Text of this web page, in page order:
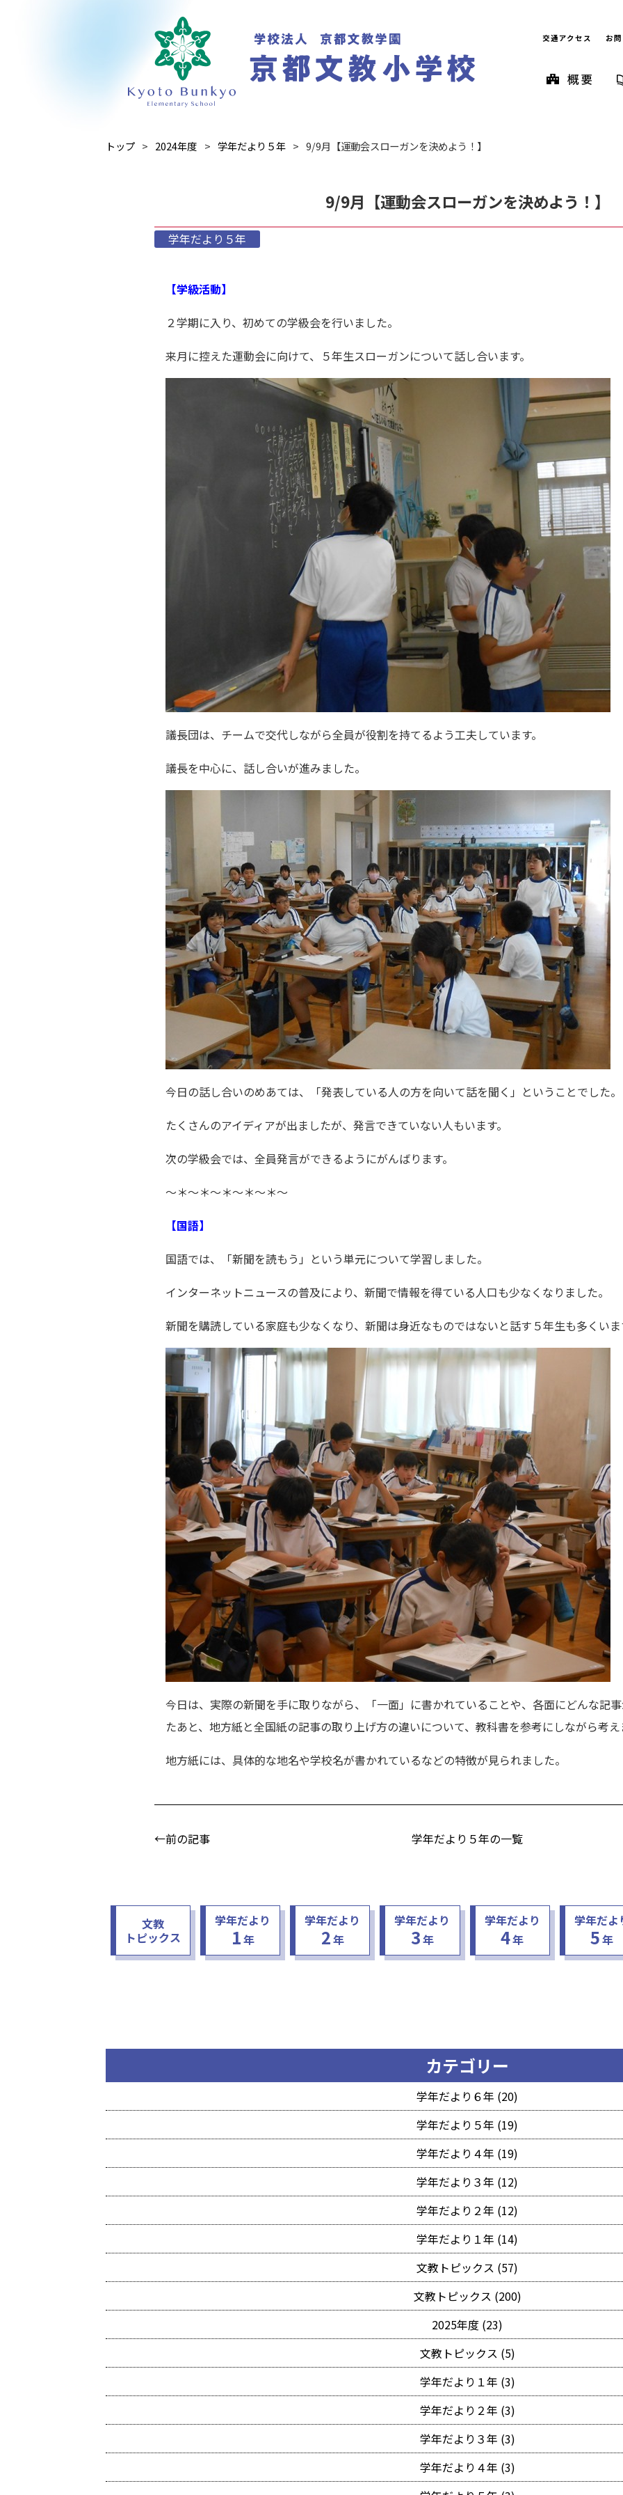
交通アクセス お
トップ 2024年度 学年だより５年 9/9月【運動会スローガンを決めよう！】
9/9月【運動会スローガンを決めよう！】
学年だより５年
【学級活動】
２学期に入り、初めての学級会を行いました。
来月に控えた運動会に向けて、５年生スローガンについて話し合います。
議長団は、チームで交代しながら全員が役割を持てるよう工夫しています。
議長を中心に、話し合いが進みました。
今日の話し合いのめあては、「発表している人の方を向いて話を聞く」ということでした。
たくさんのアイディアが出ましたが、発言できていない人もいます。
次の学級会では、全員発言ができるようにがんばります。
～＊～＊～＊～＊～＊～
【国語】
国語では、「新聞を読もう」という単元について学習しました。
インターネットニュースの普及により、新聞で情報を得ている人口も少なくなりました。
新聞を購読している家庭も少なくなり、新聞は身近なものではないと話す５年生も多くいま
今日は、実際の新聞を手に取りながら、「一面」に書かれていることや、各面にどんな記
たあと、地方紙と全国紙の記事の取り上げ方の違いについて、教科書を参考にしながら考
地方紙には、具体的な地名や学校名が書かれているなどの特徴が見られました。
←前の記事 学年だより５年の一覧
文教
トピックス
学年だより
1年
学年だより
2年
学年だより
3年
学年だより
4年
学年だよ
5年
カテゴリー
学年だより６年 (20)
学年だより５年 (19)
学年だより４年 (19)
学年だより３年 (12)
学年だより２年 (12)
学年だより１年 (14)
文教トピックス (57)
文教トピックス (200)
2025年度 (23)
文教トピックス (5)
学年だより１年 (3)
学年だより２年 (3)
学年だより３年 (3)
学年だより４年 (3)